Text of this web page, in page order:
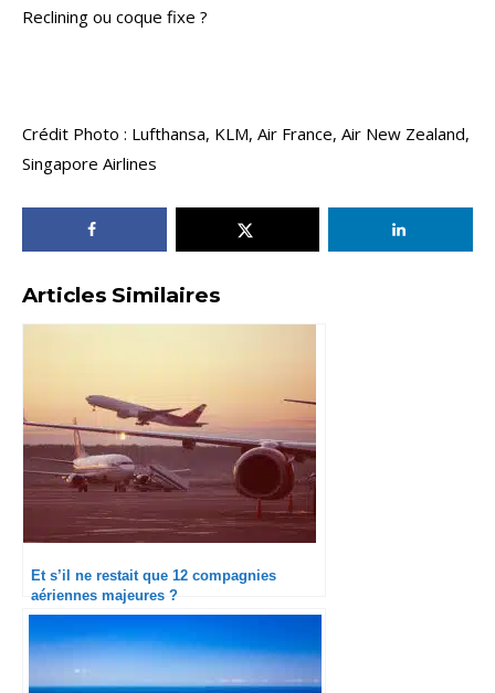
Reclining ou coque fixe ?
Crédit Photo : Lufthansa, KLM, Air France, Air New Zealand,
Singapore Airlines
Articles Similaires
Et s’il ne restait que 12 compagnies
aériennes majeures ?